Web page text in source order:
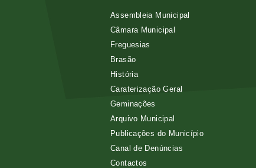
Assembleia Municipal
Câmara Municipal
Freguesias
Brasão
História
Caraterização Geral
Geminações
Arquivo Municipal
Publicações do Município
Canal de Denúncias
Contactos